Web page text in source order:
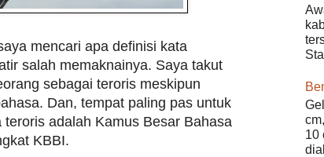
mencari apa definisi kata
salah memaknainya. Saya takut
sebagai teroris meskipun
Dan, tempat paling pas untuk
teroris adalah Kamus Besar Bahasa
KBBI.
10